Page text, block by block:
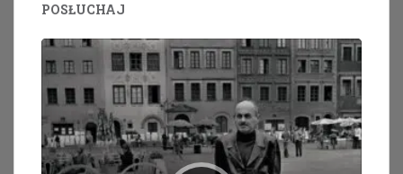
POSŁUCHAJ
Odtwarzacz
dźwiękowych